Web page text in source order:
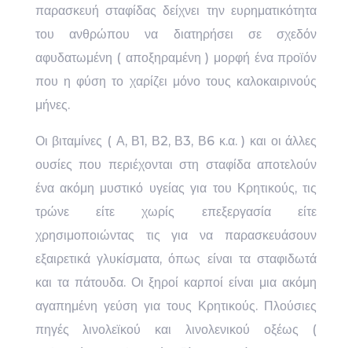
παρασκευή σταφίδας δείχνει την ευρηματικότητα
του ανθρώπου να διατηρήσει σε σχεδόν
αφυδατωμένη ( αποξηραμένη ) μορφή ένα προϊόν
που η φύση το χαρίζει μόνο τους καλοκαιρινούς
μήνες.
Οι βιταμίνες ( Α, Β1, Β2, Β3, Β6 κ.α. ) και οι άλλες
ουσίες που περιέχονται στη σταφίδα αποτελούν
ένα ακόμη μυστικό υγείας για του Κρητικούς, τις
τρώνε είτε χωρίς επεξεργασία είτε
χρησιμοποιώντας τις για να παρασκευάσουν
εξαιρετικά γλυκίσματα, όπως είναι τα σταφιδωτά
και τα πάτουδα. Οι ξηροί καρποί είναι μια ακόμη
αγαπημένη γεύση για τους Κρητικούς. Πλούσιες
πηγές λινολεϊκού και λινολενικού οξέως (